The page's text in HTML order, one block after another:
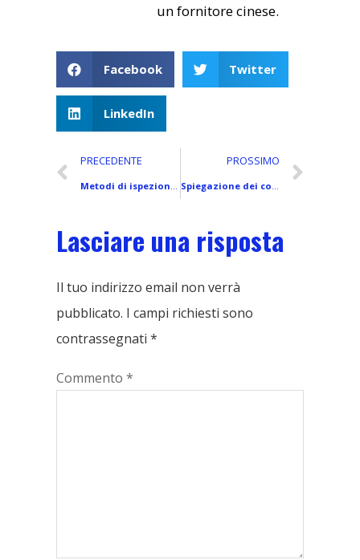
un fornitore cinese.
Facebook Twitter
LinkedIn
PRECEDENTE PROSSIMO
Lasciare una risposta
Il tuo indirizzo email non verrà
pubblicato. I campi richiesti sono
contrassegnati *
Commento *